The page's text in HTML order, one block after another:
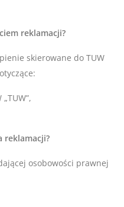
reklamacji?
skierowane do TUW
reklamacji?
osobowości prawnej